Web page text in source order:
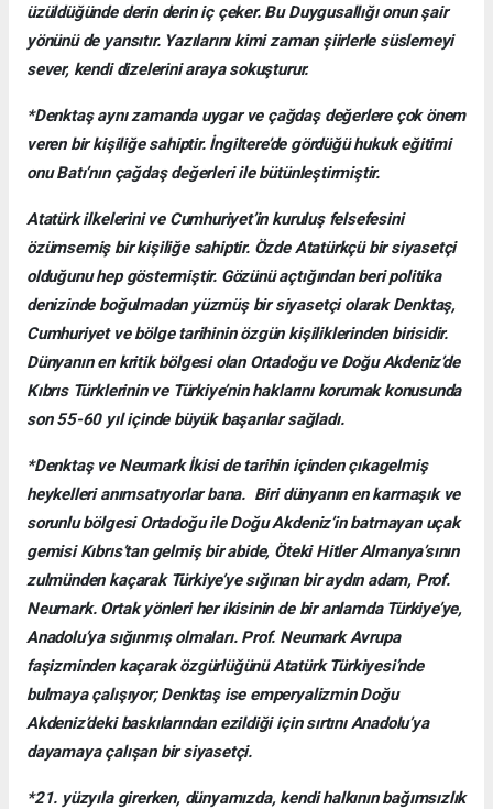
üzüldüğünde derin derin iç çeker. Bu Duygusallığı onun şair
yönünü de yansıtır. Yazılarını kimi zaman şiirlerle süslemeyi
sever, kendi dizelerini araya sokuşturur.
*Denktaş aynı zamanda uygar ve çağdaş değerlere çok önem
veren bir kişiliğe sahiptir. İngiltere’de gördüğü hukuk eğitimi
onu Batı’nın çağdaş değerleri ile bütünleştirmiştir.
Atatürk ilkelerini ve Cumhuriyet’in kuruluş felsefesini
özümsemiş bir kişiliğe sahiptir. Özde Atatürkçü bir siyasetçi
olduğunu hep göstermiştir. Gözünü açtığından beri politika
denizinde boğulmadan yüzmüş bir siyasetçi olarak Denktaş,
Cumhuriyet ve bölge tarihinin özgün kişiliklerinden birisidir.
Dünyanın en kritik bölgesi olan Ortadoğu ve Doğu Akdeniz’de
Kıbrıs Türklerinin ve Türkiye’nin haklarını korumak konusunda
son 55-60 yıl içinde büyük başarılar sağladı.
*Denktaş ve Neumark İkisi de tarihin içinden çıkagelmiş
heykelleri anımsatıyorlar bana. Biri dünyanın en karmaşık ve
sorunlu bölgesi Ortadoğu ile Doğu Akdeniz’in batmayan uçak
gemisi Kıbrıs’tan gelmiş bir abide, Öteki Hitler Almanya’sının
zulmünden kaçarak Türkiye’ye sığınan bir aydın adam, Prof.
Neumark. Ortak yönleri her ikisinin de bir anlamda Türkiye’ye,
Anadolu’ya sığınmış olmaları. Prof. Neumark Avrupa
faşizminden kaçarak özgürlüğünü Atatürk Türkiyesi’nde
bulmaya çalışıyor; Denktaş ise emperyalizmin Doğu
Akdeniz’deki baskılarından ezildiği için sırtını Anadolu’ya
dayamaya çalışan bir siyasetçi.
*21. yüzyıla girerken, dünyamızda, kendi halkının bağımsızlık